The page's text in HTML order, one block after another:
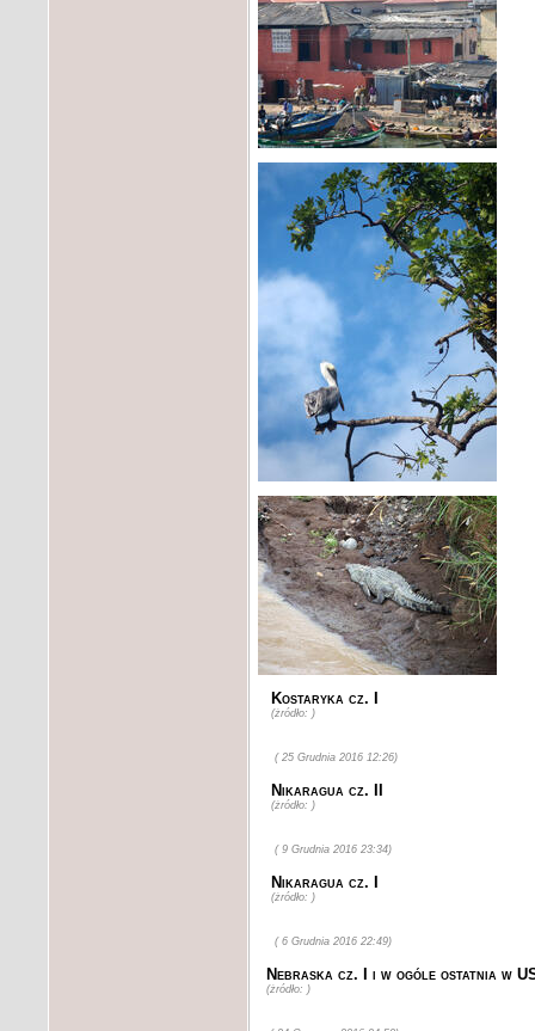
Kostaryka cz. I
(żródło: )
( 25 Grudnia 2016 12:26)
Nikaragua cz. II
(żródło: )
( 9 Grudnia 2016 23:34)
Nikaragua cz. I
(żródło: )
( 6 Grudnia 2016 22:49)
Nebraska cz. I i w ogóle ostatnia w
(żródło: )